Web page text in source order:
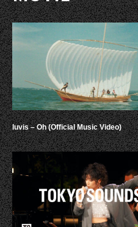
luvis – Oh (Official Music Video)